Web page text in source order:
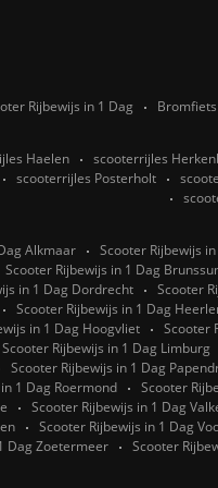
Rijbewijs in 1 Dag
Haelen scooterrijles
scooterrijles Posterholt
Alkmaar Scooter Rijbewijs
Scooter Rijbewijs in 1 Dag
in 1 Dag Dordrecht Scooter
Scooter Rijbewijs in 1 Dag
in 1 Dag Hoogvliet Scooter
Scooter Rijbewijs in 1 Dag Limburg
Scooter Rijbewijs in 1 Dag
1 Dag Roermond Scooter
Scooter Rijbewijs in 1 Dag
Scooter Rijbewijs in 1 Dag
Dag Zoetermeer
Scooter